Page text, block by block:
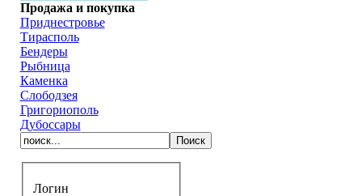
Продажа и покупка
Приднестровье
Тирасполь
Бендеры
Рыбница
Каменка
Слободзея
Григориополь
Дубоссары
Логин